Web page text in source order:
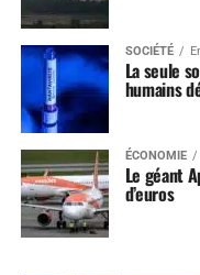
SOCIÉTÉ
La seule
humains
ÉCONOMIE
Le géant
d’euros